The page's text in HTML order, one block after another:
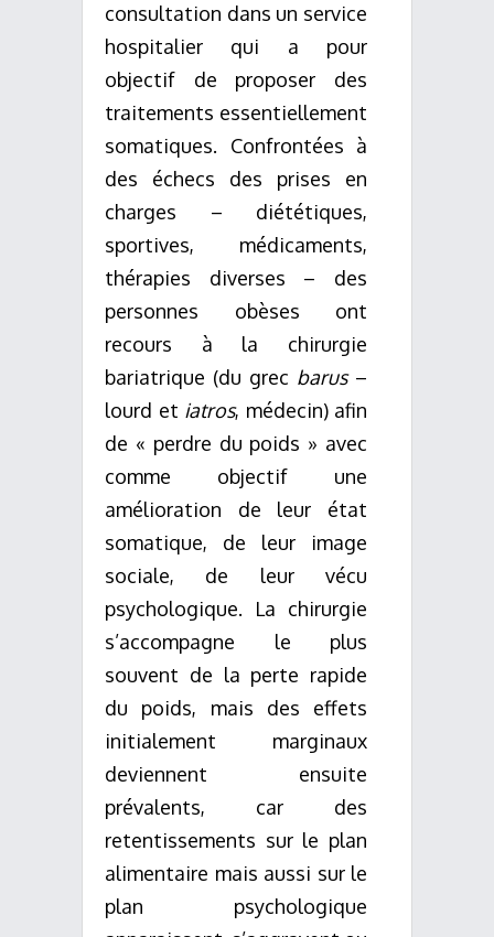
consultation dans un service
hospitalier qui a pour
objectif de proposer des
traitements essentiellement
somatiques. Confrontées à
des échecs des prises en
charges – diététiques,
sportives, médicaments,
thérapies diverses – des
personnes obèses ont
recours à la chirurgie
bariatrique (du grec barus–
lourd et iatros, médecin) afin
de « perdre du poids » avec
comme objectif une
amélioration de leur état
somatique, de leur image
sociale, de leur vécu
psychologique. La chirurgie
s’accompagne le plus
souvent de la perte rapide
du poids, mais des effets
initialement marginaux
deviennent ensuite
prévalents, car des
retentissements sur le plan
alimentaire mais aussi sur le
plan psychologique